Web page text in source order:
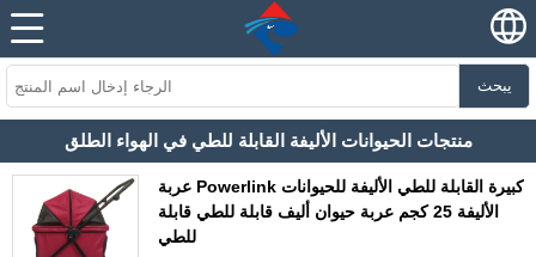
يبحث
منتجات الحيوانات الأليفة القابلة للطي في الهواء الطلق
عربة Powerlink كبيرة القابلة للطي الأليفة للحيوانات
الأليفة 25 كجم عربة حيوان أليف قابلة للطي قابلة
للطي